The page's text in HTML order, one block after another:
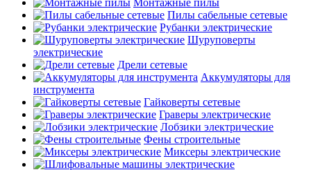
Монтажные пилы
Пилы сабельные сетевые
Рубанки электрические
Шуруповерты
электрические
Дрели сетевые
Аккумуляторы для
инструмента
Гайковерты сетевые
Граверы электрические
Лобзики электрические
Фены строительные
Миксеры электрические